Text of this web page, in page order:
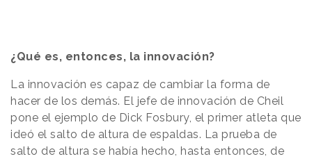
¿Qué es, entonces, la innovación?
La innovación es capaz de cambiar la forma de
hacer de los demás. El jefe de innovación de Cheil
pone el ejemplo de Dick Fosbury, el primer atleta que
ideó el salto de altura de espaldas. La prueba de
salto de altura se había hecho, hasta entonces, de